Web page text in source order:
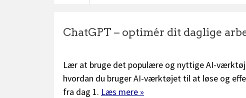
ChatGPT – optimér dit daglige
Lær at bruge det populære og nyttige AI-værktøj
hvordan du bruger AI-værktøjet til at løse og
fra dag 1. Læs mere »